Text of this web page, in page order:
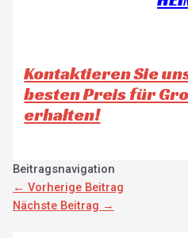
Kontaktieren Sie
besten Preis für
erhalten!
Beitragsnavigation
← Vorherige Beitrag
Nächste Beitrag →